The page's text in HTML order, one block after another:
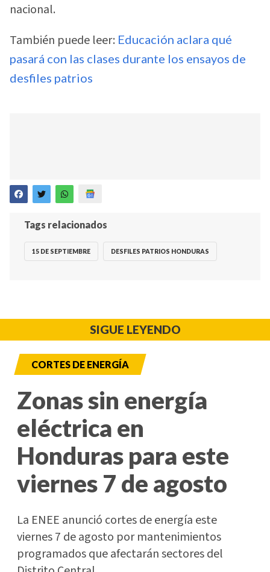
nacional.
También puede leer: Educación aclara qué
pasará con las clases durante los ensayos de
desfiles patrios
Tags relacionados
15 DE SEPTIEMBRE DESFILES PATRIOS HONDURAS
SIGUE LEYENDO
CORTES DE ENERGÍA
Zonas sin energía
eléctrica en
Honduras para este
viernes 7 de agosto
La ENEE anunció cortes de energía este
viernes 7 de agosto por mantenimientos
programados que afectarán sectores del